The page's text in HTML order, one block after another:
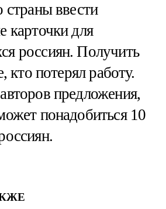
страны ввести
карточки для
россиян. Получить
кто потерял работу.
предложения,
понадобиться 10